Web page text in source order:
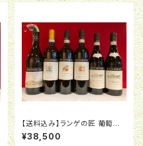
【送料込み】ランゲの匠 葡萄職
人ペッケニーノ6本セット〈SE06
003〉
¥38,500